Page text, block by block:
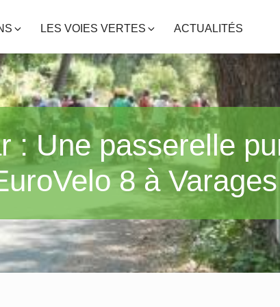
LES VOIES VERTES ACTUALITÉS
: Une passerelle
8 à Varages